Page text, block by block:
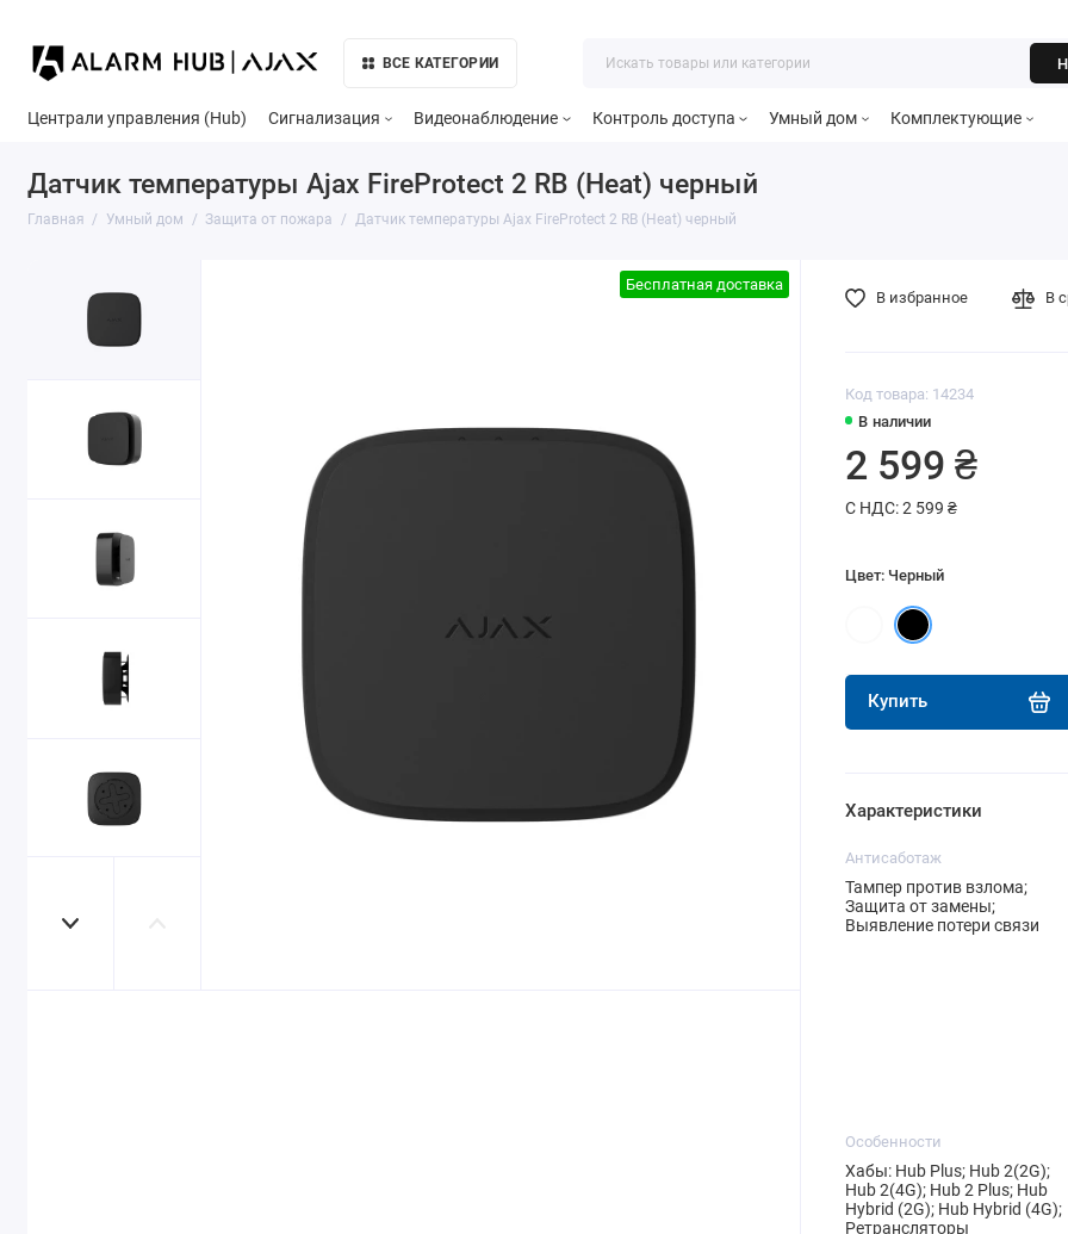
ВСЕ КАТЕГОРИИ
Централи управления (Hub) Сигнализация Видеонаблюдение Контроль доступа Умный дом Комплектующие
Датчик температуры Ajax FireProtect 2 RB (Heat) черный
Главная Умный дом Защита от пожара Датчик температуры Ajax FireProtect 2 RB (Heat) черный
Бесплатная доставка
Код товара: 14234
В наличии
2 599 ₴
С НДС: 2 599 ₴
Цвет: Черный
Купить
В избранное В
Характеристики
Антисаботаж
Тампер против взлома;
Защита от замены;
Выявление потери связи
Особенности
Хабы: Hub Plus; Hub 2(2G);
Hub 2(4G); Hub 2 Plus; Hub
Hybrid (2G); Hub Hybrid (4G);
Ретрансляторы